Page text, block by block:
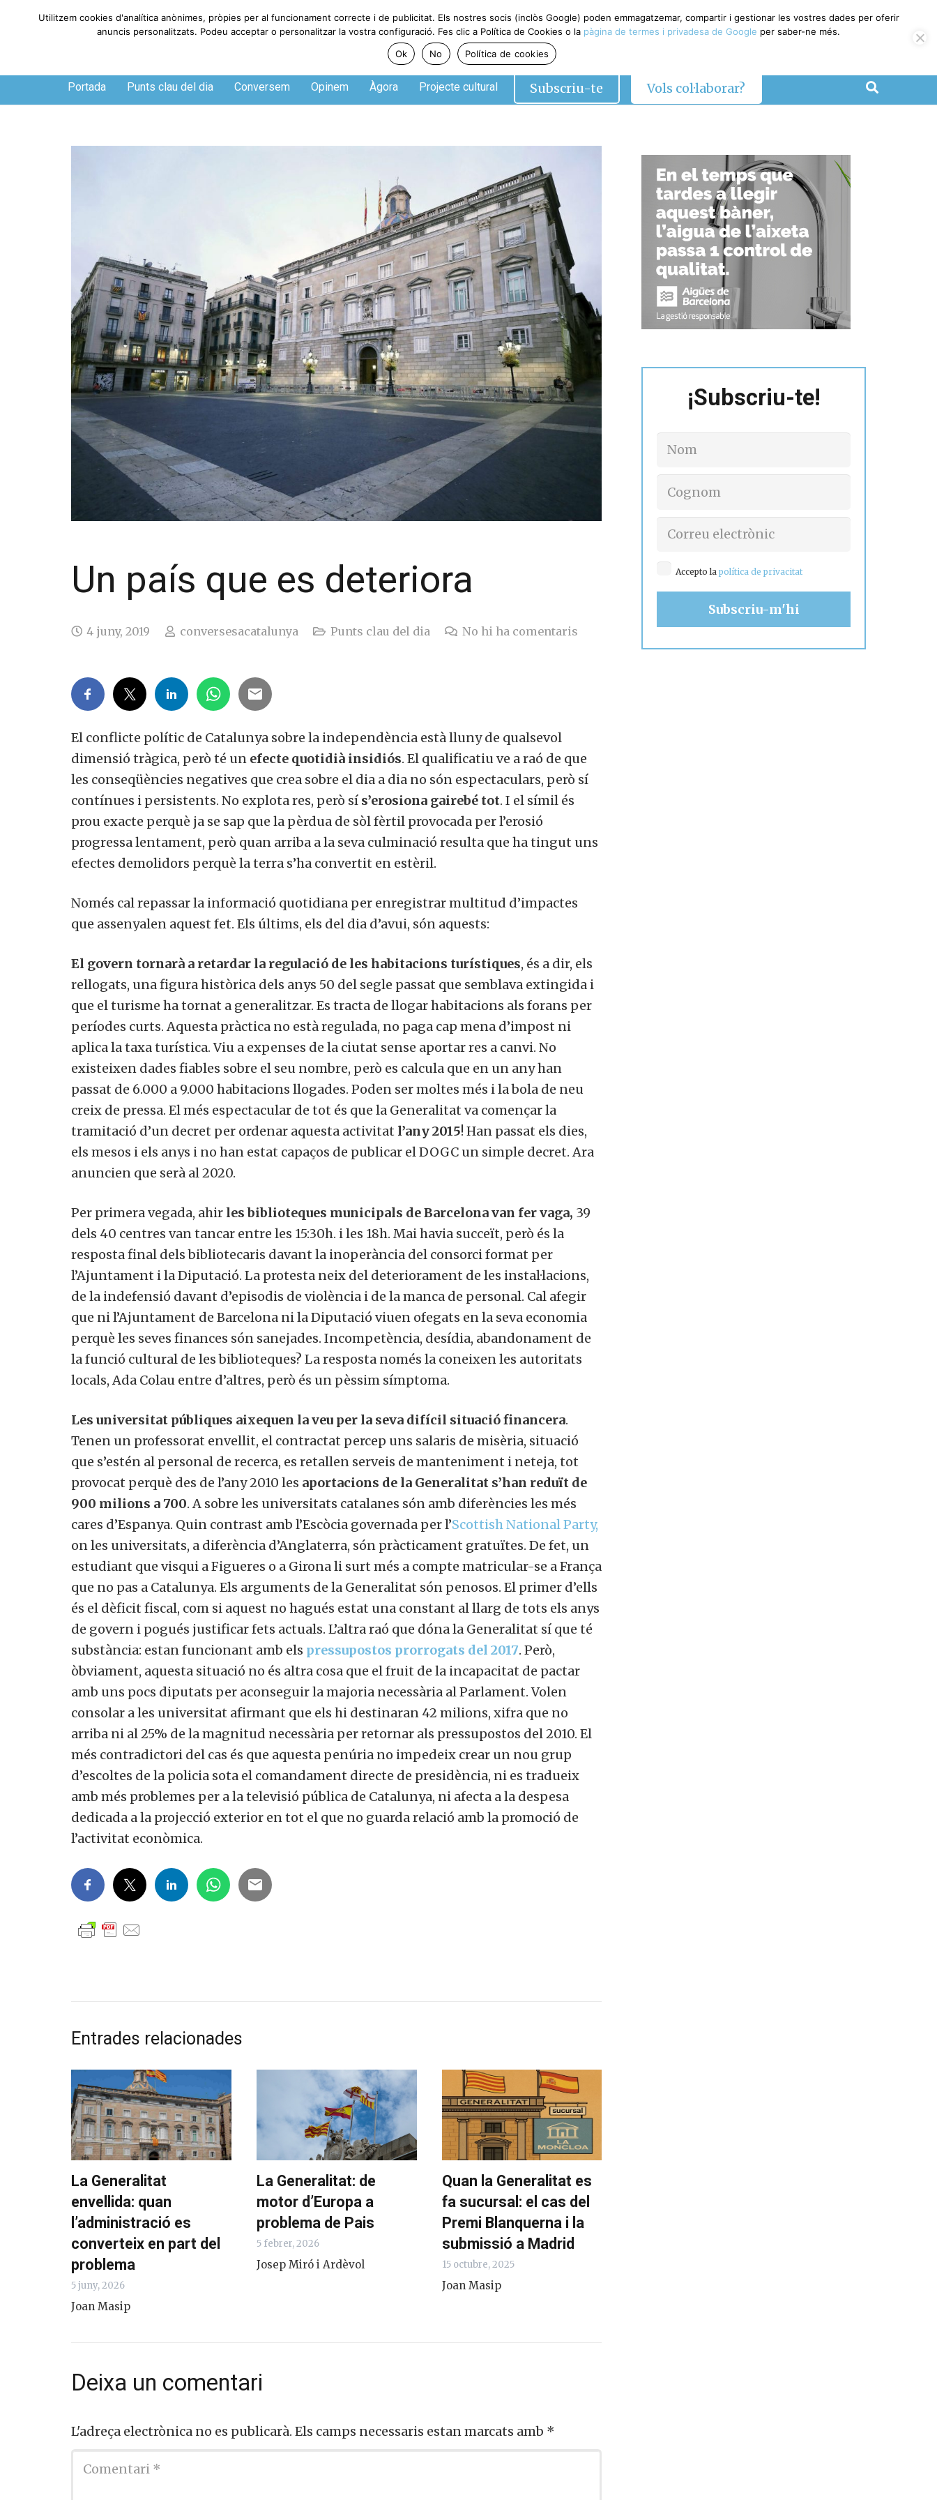
Dissabte, 8 de agosto de 2026
Portada Punts clau del dia Conversem Opinem Àgora Projecte cultural Subscriu-te Vols col·laborar?
Un país que es deteriora
4 juny, 2019 conversesacatalunya Punts clau del dia No hi ha comentaris
El conflicte polític de Catalunya sobre la independència està lluny de qualsevol
dimensió tràgica, però té un efecte quotidià insidiós. El qualificatiu ve a raó de que
les conseqüències negatives que crea sobre el dia a dia no són espectaculars, però sí
contínues i persistents. No explota res, però sí s’erosiona gairebé tot. I el símil és
prou exacte perquè ja se sap que la pèrdua de sòl fèrtil provocada per l’erosió
progressa lentament, però quan arriba a la seva culminació resulta que ha tingut uns
efectes demolidors perquè la terra s’ha convertit en estèril.
Només cal repassar la informació quotidiana per enregistrar multitud d’impactes
que assenyalen aquest fet. Els últims, els del dia d’avui, són aquests:
El govern tornarà a retardar la regulació de les habitacions turístiques, és a dir, els
rellogats, una figura històrica dels anys 50 del segle passat que semblava extingida i
que el turisme ha tornat a generalitzar. Es tracta de llogar habitacions als forans per
períodes curts. Aquesta pràctica no està regulada, no paga cap mena d’impost ni
aplica la taxa turística. Viu a expenses de la ciutat sense aportar res a canvi. No
existeixen dades fiables sobre el seu nombre, però es calcula que en un any han
passat de 6.000 a 9.000 habitacions llogades. Poden ser moltes més i la bola de neu
creix de pressa. El més espectacular de tot és que la Generalitat va començar la
tramitació d’un decret per ordenar aquesta activitat l’any 2015! Han passat els dies,
els mesos i els anys i no han estat capaços de publicar el DOGC un simple decret. Ara
anuncien que serà al 2020.
Per primera vegada, ahir les biblioteques municipals de Barcelona van fer vaga, 39
dels 40 centres van tancar entre les 15:30h. i les 18h. Mai havia succeït, però és la
resposta final dels bibliotecaris davant la inoperància del consorci format per
l’Ajuntament i la Diputació. La protesta neix del deteriorament de les instal·lacions,
de la indefensió davant d’episodis de violència i de la manca de personal. Cal afegir
que ni l’Ajuntament de Barcelona ni la Diputació viuen ofegats en la seva economia
perquè les seves finances són sanejades. Incompetència, desídia, abandonament de
la funció cultural de les biblioteques? La resposta només la coneixen les autoritats
locals, Ada Colau entre d’altres, però és un pèssim símptoma.
Les universitat públiques aixequen la veu per la seva difícil situació financera.
Tenen un professorat envellit, el contractat percep uns salaris de misèria, situació
que s’estén al personal de recerca, es retallen serveis de manteniment i neteja, tot
provocat perquè des de l’any 2010 les aportacions de la Generalitat s’han reduït de
900 milions a 700. A sobre les universitats catalanes són amb diferències les més
cares d’Espanya. Quin contrast amb l’Escòcia governada per l’Scottish National Party,
on les universitats, a diferència d’Anglaterra, són pràcticament gratuïtes. De fet, un
estudiant que visqui a Figueres o a Girona li surt més a compte matricular-se a França
que no pas a Catalunya. Els arguments de la Generalitat són penosos. El primer d’ells
és el dèficit fiscal, com si aquest no hagués estat una constant al llarg de tots els anys
de govern i pogués justificar fets actuals. L’altra raó que dóna la Generalitat sí que té
substància: estan funcionant amb els pressupostos prorrogats del 2017. Però,
òbviament, aquesta situació no és altra cosa que el fruit de la incapacitat de pactar
amb uns pocs diputats per aconseguir la majoria necessària al Parlament. Volen
consolar a les universitat afirmant que els hi destinaran 42 milions, xifra que no
arriba ni al 25% de la magnitud necessària per retornar als pressupostos del 2010. El
més contradictori del cas és que aquesta penúria no impedeix crear un nou grup
d’escoltes de la policia sota el comandament directe de presidència, ni es tradueix
amb més problemes per a la televisió pública de Catalunya, ni afecta a la despesa
dedicada a la projecció exterior en tot el que no guarda relació amb la promoció de
l’activitat econòmica.
Entrades relacionades
La Generalitat
envellida: quan
l’administració es
converteix en part del
problema
5 juny, 2026
Joan Masip
La Generalitat: de
motor d’Europa a
problema de Pais
5 febrer, 2026
Josep Miró i Ardèvol
Quan la Generalitat es
fa sucursal: el cas del
Premi Blanquerna i la
submissió a Madrid
15 octubre, 2025
Joan Masip
Deixa un comentari
L'adreça electrònica no es publicarà. Els camps necessaris estan marcats amb *
¡Subscriu-te!
Accepto lapolítica de privacitat
Utilitzem cookies d'analítica anònimes, pròpies per al funcionament correcte i de publicitat. Els nostres socis (inclòs Google) poden emmagatzemar, compartir i gestionar les vostres dades per oferir
anuncis personalitzats. Podeu acceptar o personalitzar la vostra configuració. Fes clic a Política de Cookies o la pàgina de termes i privadesa de Google per saber-ne més.
Ok
No Política de cookies